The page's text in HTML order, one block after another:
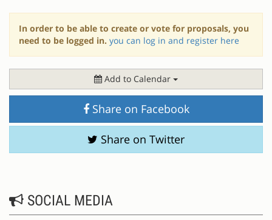
In order to be able to create or vote for proposals, you
need to be logged in. you can log in and register here
Add to Calendar
Share on Facebook
Share on Twitter
SOCIAL MEDIA